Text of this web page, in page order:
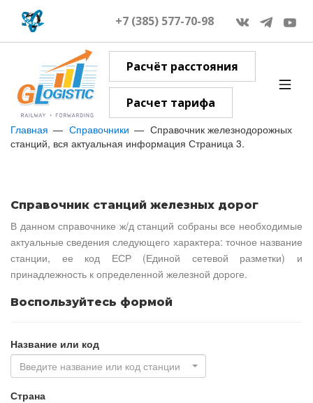
+7 (385) 577-70-98
Расчёт расстояния
Расчет тарифа
Главная Справочники
Справочник железнодорожных
станций, вся актуальная информация Страница 3.
Справочник станций железных дорог
В данном справочнике ж/д станций собраны все необходимые
актуальные сведения следующего характера: точное название
станции, ее код ЕСР (Единой сетевой разметки) и
принадлежность к определенной железной дороге.
Воспользуйтесь формой
Название или код
Введите название или код станции
Страна